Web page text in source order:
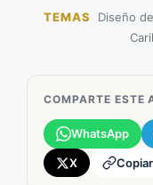
TEMAS Diseño
COMPARTE ESTE
WhatsApp
X